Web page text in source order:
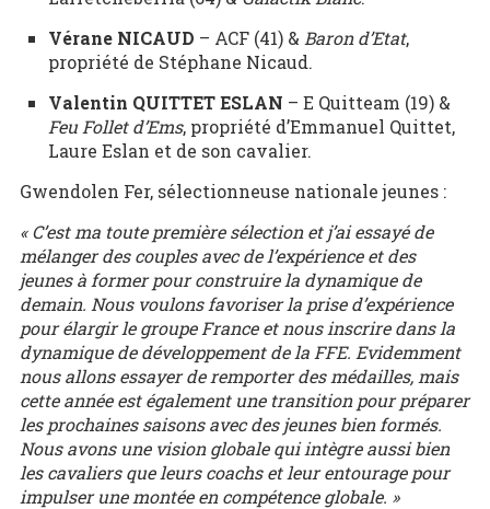
Vérane NICAUD – ACF (41) & Baron d’Etat,
propriété de Stéphane Nicaud.
Valentin QUITTET ESLAN – E Quitteam (19) &
Feu Follet d’Ems, propriété d’Emmanuel Quittet,
Laure Eslan et de son cavalier.
Gwendolen Fer, sélectionneuse nationale jeunes :
« C’est ma toute première sélection et j’ai essayé de
mélanger des couples avec de l’expérience et des
jeunes à former pour construire la dynamique de
demain. Nous voulons favoriser la prise d’expérience
pour élargir le groupe France et nous inscrire dans la
dynamique de développement de la FFE. Evidemment
nous allons essayer de remporter des médailles, mais
cette année est également une transition pour préparer
les prochaines saisons avec des jeunes bien formés.
Nous avons une vision globale qui intègre aussi bien
les cavaliers que leurs coachs et leur entourage pour
impulser une montée en compétence globale. »